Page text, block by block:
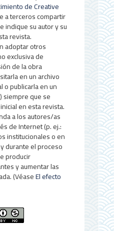
de Creative
a terceros compartir
indique su autor y su
revista.
adoptar otros
exclusiva de
de la obra
en un archivo
o publicarla en un
siempre que se
en esta revista.
a los autores/as
de Internet (p. ej.:
institucionales o en
durante el proceso
producir
y aumentar las
(VéaseEl efecto